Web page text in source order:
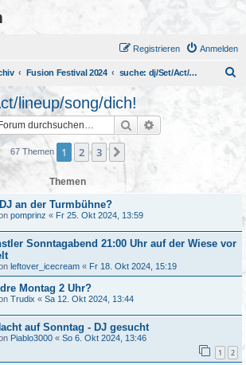
Anmelden
Registrieren
Fusion Festival 2024 suche: dj/Set/Act/lineup/song/dich!
lineup/song/dich!
Suche
67 Themen 1 2 3
Themen
an der Turmbühne?
pomprinz « Fr 25. Okt 2024, 13:59
Sonntagabend 21:00 Uhr auf der Wiese vor
leftover_icecream « Fr 18. Okt 2024, 15:19
Montag 2 Uhr?
Trudix « Sa 12. Okt 2024, 13:44
auf Sonntag - DJ gesucht
Piablo3000 « So 6. Okt 2024, 13:46
1 2